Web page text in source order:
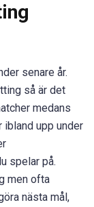
senare år.
så är det
medans
upp under
spelar på.
men ofta
nästa mål,